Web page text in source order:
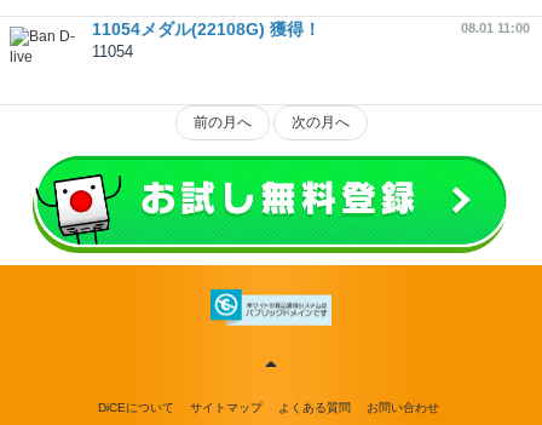
11054メダル(22108G) 獲得！ 08.01 11:00
11054
前の月へ 次の月へ
DiCEについて サイトマップ よくある質問 お問い合わせ